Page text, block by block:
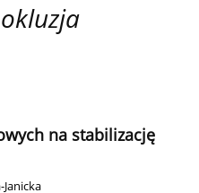
okluzja
na stabilizację